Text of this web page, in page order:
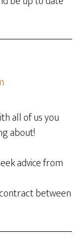
all of us you
about!
advice from
between